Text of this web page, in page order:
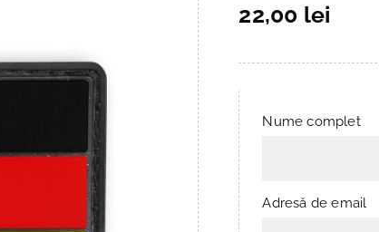
22,00 lei
Nume complet
Adresă de email